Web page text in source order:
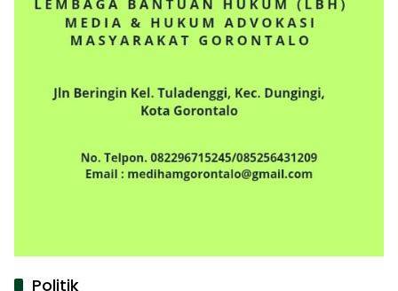
Politik